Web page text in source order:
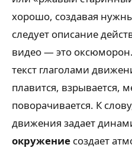
хорошо, создавая
следует описание
видео — это
текст глаголами
плавится, взрывается,
поворачивается. К
движения задает
окружение создает